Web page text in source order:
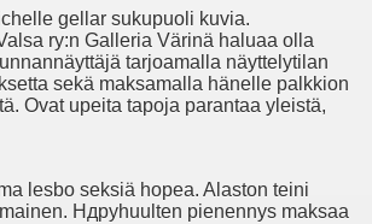
gellar sukupuoli kuvia.
ry:n Galleria Värinä haluaa olla
tarjoamalla näyttelytilan
sekä maksamalla hänelle palkkion
Ovat upeita tapoja parantaa yleistä,
lesbo seksiä hopea. Alaston teini
Hдpyhuulten pienennys maksaa
Porr Gratis Video
Cum Videor.